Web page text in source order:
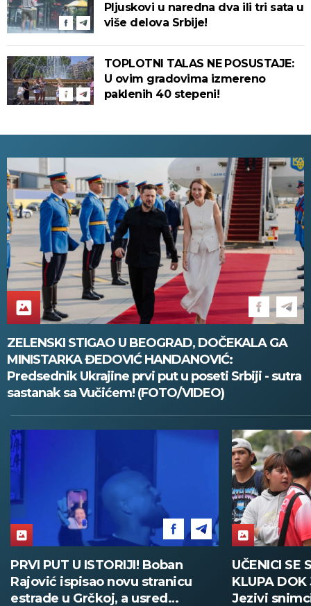
Pljuskovi u naredna dva ili tri sata u
više delova Srbije!
TOPLOTNI TALAS NE POSUSTAJE:
U ovim gradovima izmereno
paklenih 40 stepeni!
ZELENSKI STIGAO U BEOGRAD, DOČEKALA GA
MINISTARKA ĐEDOVIĆ HANDANOVIĆ:
Predsednik Ukrajine prvi put u poseti Srbiji - sutra
sastanak sa Vučićem! (FOTO/VIDEO)
PRVI PUT U ISTORIJI! Boban
Rajović ispisao novu stranicu
estrade u Grčkoj, a usred
UČENICI SE
KLUPA DOK
Jezivi